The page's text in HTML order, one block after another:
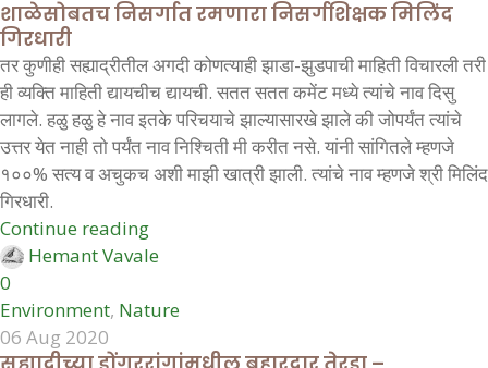
शाळेसोबतच निसर्गात रमणारा निसर्गशिक्षक मिलिंद
गिरधारी
तर कुणीही सह्याद्रीतील अगदी कोणत्याही झाडा-झुडपाची माहिती विचारली तरी
ही व्यक्ति माहिती द्यायचीच द्यायची. सतत सतत कमेंट मध्ये त्यांचे नाव दिसु
लागले. हळु हळु हे नाव इतके परिचयाचे झाल्यासारखे झाले की जोपर्यंत त्यांचे
उत्तर येत नाही तो पर्यंत नाव निश्चिती मी करीत नसे. यांनी सांगितले म्हणजे
१००% सत्य व अचुकच अशी माझी खात्री झाली. त्यांचे नाव म्हणजे श्री मिलिंद
गिरधारी.
Continue reading
Hemant Vavale
0
Environment, Nature
06 Aug 2020